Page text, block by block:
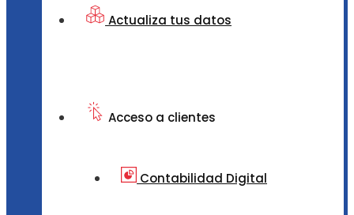
Actualiza tus datos
Acceso a clientes
Contabilidad Digital